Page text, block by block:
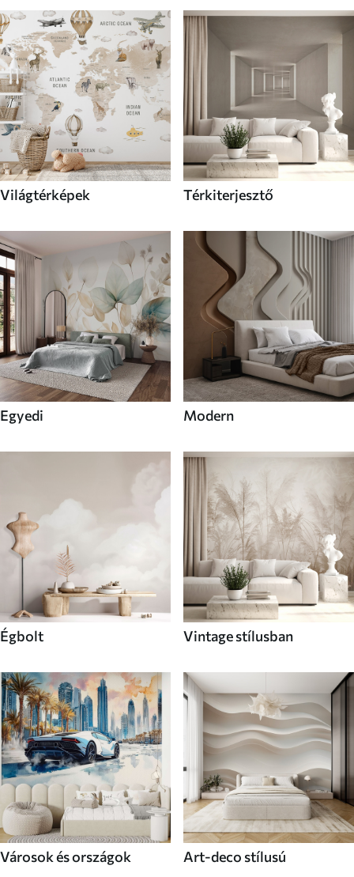
Világtérképek Térkiterjesztő
Egyedi Modern
Égbolt Vintage stílusban
Városok és országok Art-deco stílusú